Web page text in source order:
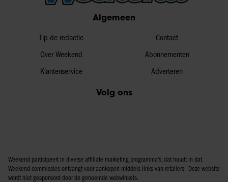
Algemeen
Tip de redactie
Over Weekend
Klantenservice
Contact
Abonnementen
Adverteren
Volg ons
Weekend participeert in diverse affiliate marketing programma’s, dat houdt in dat
Weekend commissies ontvangt voor aankopen middels links van retailers. Deze website
wordt niet gesponsord door de genoemde webwinkels.